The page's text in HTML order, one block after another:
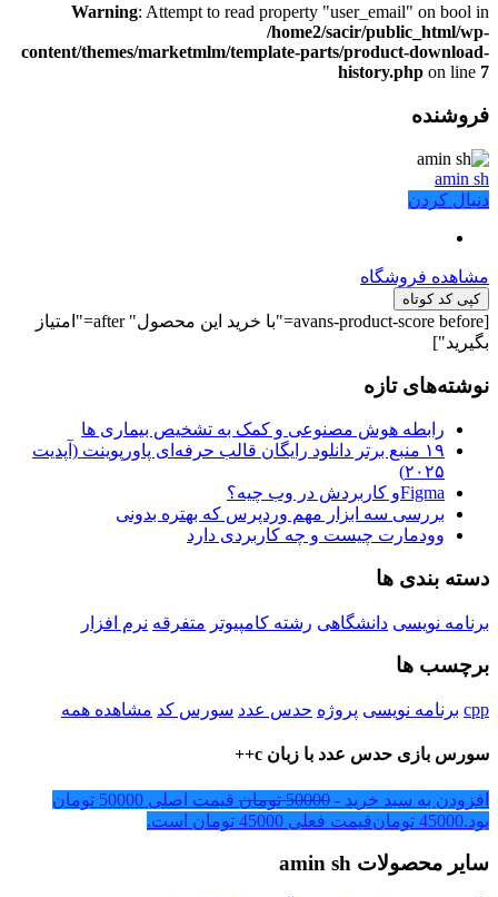
Warning: Attempt to read property "user_email" on bool in
/home2/sacir/public_html/wp-
content/themes/marketmlm/template-parts/product-download-
history.php on line 7
فروشنده
amin sh
دنبال کردن
مشاهده فروشگاه
کپی کد کوتاه
[avans-product-score before="با خرید این محصول" after="امتیاز
بگیرید"]
نوشته‌های تازه
رابطه هوش مصنوعی و کمک به تشخیص بیماری ها
۱۹ منبع برتر دانلود رایگان قالب حرفه‌ای پاورپوینت (آپدیت
۲۰۲۵)
Figmaو کاربردش در وب چیه؟
بررسی سه ابزار مهم وردپرس که بهتره بدونی
وودمارت چیست و چه کاربردی دارد
دسته بندی ها
برنامه نویسی دانشگاهی رشته کامپیوتر متفرقه نرم افزار
برچسب ها
cpp برنامه نویسی پروژه حدس عدد سورس کد مشاهده همه
سورس بازی حدس عدد با زبان c++
افزودن به سبد خرید - 50000 تومان
قیمت اصلی 50000 تومان
بود.45000 تومانقیمت فعلی 45000 تومان است.
سایر محصولات amin sh